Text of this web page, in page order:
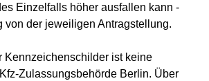
Einzelfalls höher ausfallen kann -
von der jeweiligen Antragstellung.
Kennzeichenschilder ist keine
Zulassungsbehörde Berlin. Über